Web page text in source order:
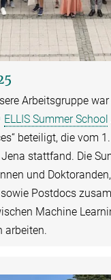
Arbeitsgruppe
ELLIS Summer School
beteiligt, die vom
stattfand. Die
und Doktoranden,
Postdocs
Machine
arbeiten.